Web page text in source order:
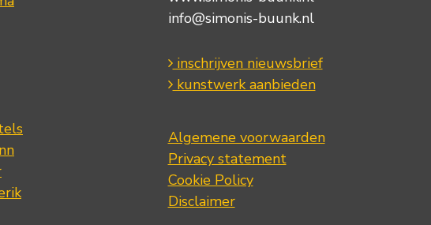
info@simonis-buunk.nl
inschrijven nieuwsbrief
kunstwerk aanbieden
Algemene voorwaarden
Privacy statement
Cookie Policy
Disclaimer